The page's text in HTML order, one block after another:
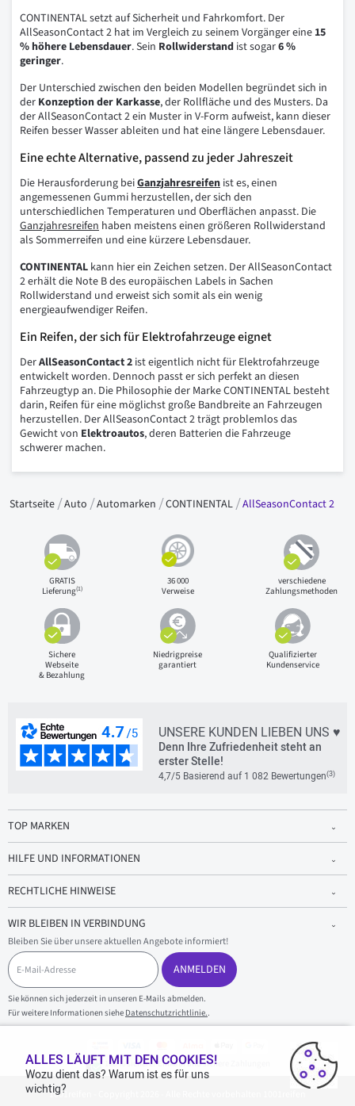
CONTINENTAL setzt auf Sicherheit und Fahrkomfort. Der
AllSeasonContact 2 hat im Vergleich zu seinem Vorgänger eine 15
% höhere Lebensdauer. Sein Rollwiderstand ist sogar6 %
geringer.
Der Unterschied zwischen den beiden Modellen begründet sich in
der Konzeption der Karkasse, der Rollfläche und des Musters. Da
der AllSeasonContact 2 ein Muster in V-Form aufweist, kann dieser
Reifen besser Wasser ableiten und hat eine längere Lebensdauer.
Eine echte Alternative, passend zu jeder Jahreszeit
Die Herausforderung beiGanzjahresreifen ist es, einen
angemessenen Gummi herzustellen, der sich den
unterschiedlichen Temperaturen und Oberflächen anpasst. Die
Ganzjahresreifen haben meistens einen größeren Rollwiderstand
als Sommerreifen und eine kürzere Lebensdauer.
CONTINENTAL kann hier ein Zeichen setzen. Der AllSeasonContact
2 erhält die Note B des europäischen Labels in Sachen
Rollwiderstand und erweist sich somit als ein wenig
energieaufwendiger Reifen.
Ein Reifen, der sich für Elektrofahrzeuge eignet
DerAllSeasonContact 2 ist eigentlich nicht für Elektrofahrzeuge
entwickelt worden. Dennoch passt er sich perfekt an diesen
Fahrzeugtyp an. Die Philosophie der Marke CONTINENTAL besteht
darin, Reifen für eine möglichst große Bandbreite an Fahrzeugen
herzustellen. Der AllSeasonContact 2 trägt problemlos das
Gewicht von Elektroautos, deren Batterien die Fahrzeuge
schwerer machen.
Startseite Auto Automarken CONTINENTAL AllSeasonContact 2
GRATIS
Lieferung(1)
36 000
Verweise
verschiedene
Zahlungsmethoden
Sichere
Webseite
& Bezahlung
Niedrigpreise
garantiert
Qualifizierter
Kundenservice
UNSERE KUNDEN LIEBEN UNS ♥
Denn Ihre Zufriedenheit steht an
erster Stelle!
4,7/5 Basierend auf 1 082 Bewertungen(3)
TOP MARKEN
HILFE UND INFORMATIONEN
RECHTLICHE HINWEISE
WIR BLEIBEN IN VERBINDUNG
Bleiben Sie über unsere aktuellen Angebote informiert!
E
-
M
a
i
l
ANMELDEN
Sie können sich jederzeit in unseren E-Mails abmelden.
Für weitere Informationen siehe Datenschutzrichtlinie..
100 % sicherer Einkauf und sichere Zahlungen
1001reifen - Copyright 2026 - Alle Rechte vorbehalten 1001reifen
ALLES LÄUFT MIT DEN COOKIES!
Wozu dient das? Warum ist es für uns
wichtig?